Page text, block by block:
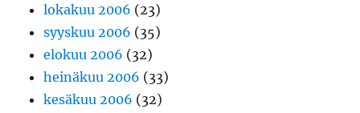
lokakuu 2006 (23)
syyskuu 2006 (35)
elokuu 2006 (32)
heinäkuu 2006 (33)
kesäkuu 2006 (32)